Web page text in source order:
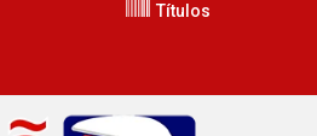
Títulos